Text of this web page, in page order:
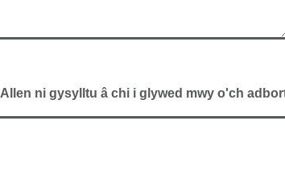
Allen ni gysylltu â chi i glywed mwy o'ch